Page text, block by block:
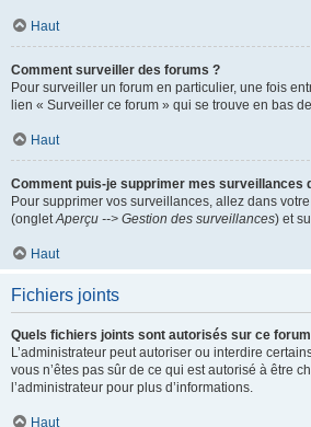
Haut
Comment surveiller des forums ?
Pour surveiller un forum en particulier, une fois
lien « Surveiller ce forum » qui se trouve en bas
Haut
Comment puis-je supprimer mes surveillances
Pour supprimer vos surveillances, allez dans
(ongletAperçu --> Gestion des surveillances) et
Haut
Fichiers joints
Quels fichiers joints sont autorisés sur ce
L’administrateur peut autoriser ou interdire
vous n’êtes pas sûr de ce qui est autorisé à être
l’administrateur pour plus d’informations.
Haut